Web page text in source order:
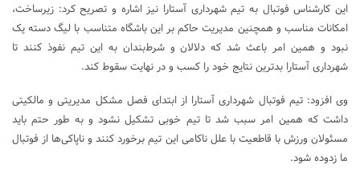
این کارشناس فوتبال به تیم شهرداری آستارا نیز اشاره و تصریح کرد: زیرساخت،
امکانات مناسب و همچنین مدیریت حاکم بر این باشگاه متناسب با لیگ دسته یک
نبود و همین امر باعث شد که دلالان و شرط‌بندان به این تیم نفوذ کنند تا
شهرداری آستارا بدترین نتایج خود را کسب و در نهایت سقوط کند.
وی افزود: تیم فوتبال شهرداری آستارا از ابتدای فصل مشکل مدیریتی و مالکیتی
داشت که همین امر سبب شد تا تیم خوبی تشکیل نشود و به طور حتم باید
مسئولان ورزش با قاطعیت با علل ناکامی این تیم برخورد کنند و ناپاکی‌ها از فوتبال
ما زدوده شود.